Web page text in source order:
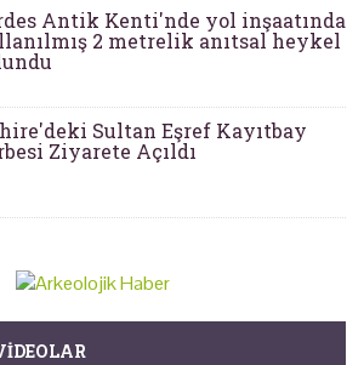
Antik Kenti'nde yol inşaatında
2 metrelik anıtsal heykel
Sultan Eşref Kayıtbay
Ziyarete Açıldı